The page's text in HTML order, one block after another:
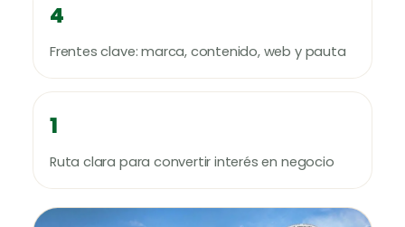
4
Frentes clave: marca, contenido, web y pauta
1
Ruta clara para convertir interés en negocio